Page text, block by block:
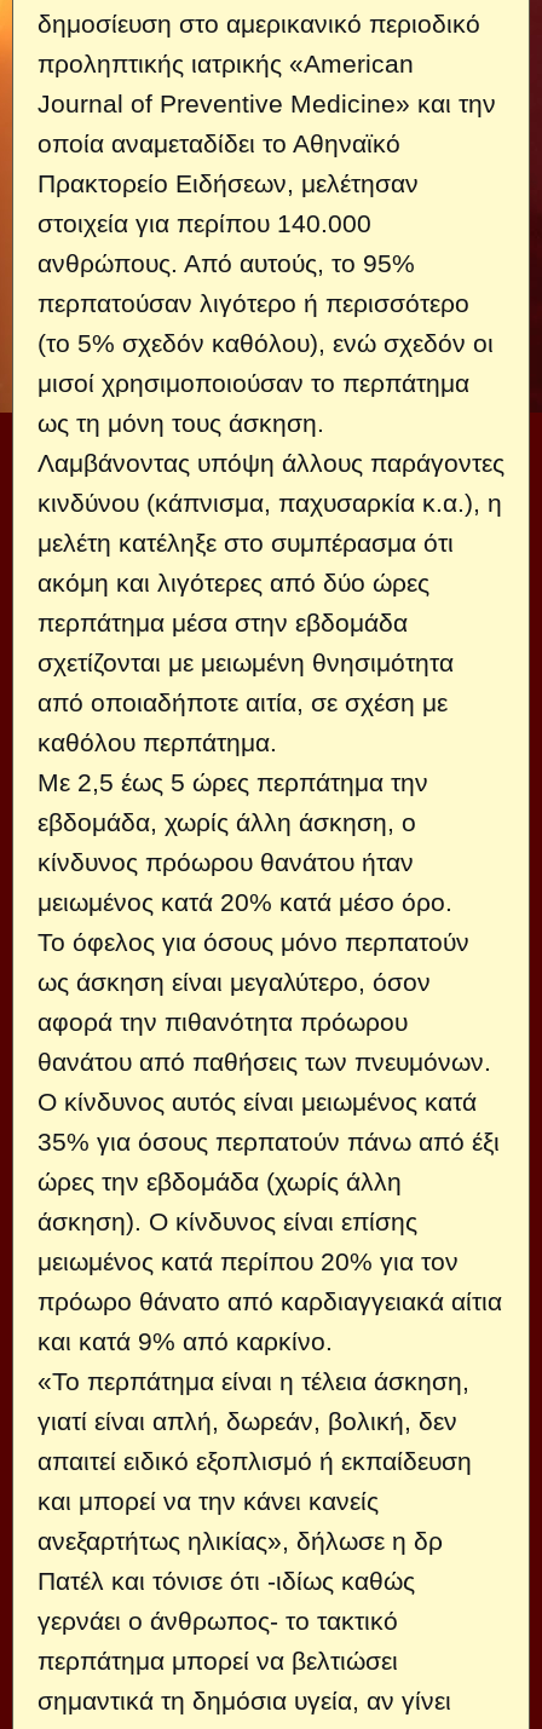
δημοσίευση στο αμερικανικό περιοδικό
προληπτικής ιατρικής «American
Journal of Preventive Medicine» και την
οποία αναμεταδίδει το Αθηναϊκό
Πρακτορείο Ειδήσεων, μελέτησαν
στοιχεία για περίπου 140.000
ανθρώπους. Από αυτούς, το 95%
περπατούσαν λιγότερο ή περισσότερο
(το 5% σχεδόν καθόλου), ενώ σχεδόν οι
μισοί χρησιμοποιούσαν το περπάτημα
ως τη μόνη τους άσκηση.
Λαμβάνοντας υπόψη άλλους παράγοντες
κινδύνου (κάπνισμα, παχυσαρκία κ.α.), η
μελέτη κατέληξε στο συμπέρασμα ότι
ακόμη και λιγότερες από δύο ώρες
περπάτημα μέσα στην εβδομάδα
σχετίζονται με μειωμένη θνησιμότητα
από οποιαδήποτε αιτία, σε σχέση με
καθόλου περπάτημα.
Με 2,5 έως 5 ώρες περπάτημα την
εβδομάδα, χωρίς άλλη άσκηση, ο
κίνδυνος πρόωρου θανάτου ήταν
μειωμένος κατά 20% κατά μέσο όρο.
Το όφελος για όσους μόνο περπατούν
ως άσκηση είναι μεγαλύτερο, όσον
αφορά την πιθανότητα πρόωρου
θανάτου από παθήσεις των πνευμόνων.
Ο κίνδυνος αυτός είναι μειωμένος κατά
35% για όσους περπατούν πάνω από έξι
ώρες την εβδομάδα (χωρίς άλλη
άσκηση). Ο κίνδυνος είναι επίσης
μειωμένος κατά περίπου 20% για τον
πρόωρο θάνατο από καρδιαγγειακά αίτια
και κατά 9% από καρκίνο.
«Το περπάτημα είναι η τέλεια άσκηση,
γιατί είναι απλή, δωρεάν, βολική, δεν
απαιτεί ειδικό εξοπλισμό ή εκπαίδευση
και μπορεί να την κάνει κανείς
ανεξαρτήτως ηλικίας», δήλωσε η δρ
Πατέλ και τόνισε ότι -ιδίως καθώς
γερνάει ο άνθρωπος- το τακτικό
περπάτημα μπορεί να βελτιώσει
σημαντικά τη δημόσια υγεία, αν γίνει